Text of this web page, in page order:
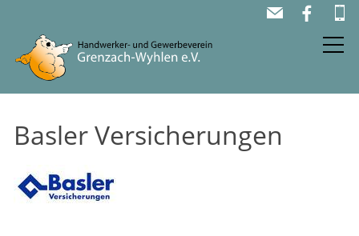
FIRMEN
DER VEREIN
Basler Versicherungen